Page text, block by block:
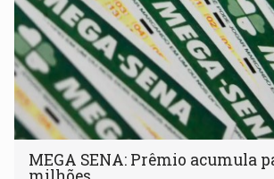
MEGA SENA: Prêmio acumula